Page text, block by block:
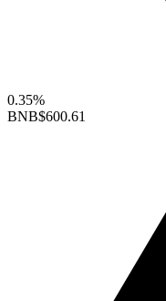
0.35%
BNB$600.61